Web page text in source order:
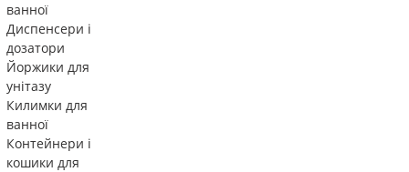
ванної
Диспенсери і
дозатори
Йоржики для
унітазу
Килимки для
ванної
Контейнери і
кошики для